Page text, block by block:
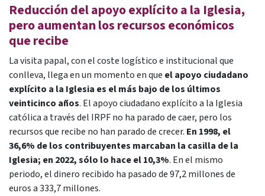
Reducción del apoyo explícito a la Iglesia,
pero aumentan los recursos económicos
que recibe
La visita papal, con el coste logístico e institucional que
conlleva, llega en un momento en que el apoyo ciudadano
explícito a la Iglesia es el más bajo de los últimos
veinticinco años. El apoyo ciudadano explícito a la Iglesia
católica a través del IRPF no ha parado de caer, pero los
recursos que recibe no han parado de crecer. En 1998, el
36,6% de los contribuyentes marcaban la casilla de la
Iglesia; en 2022, sólo lo hace el 10,3%. En el mismo
periodo, el dinero recibido ha pasado de 97,2 millones de
euros a 333,7 millones.